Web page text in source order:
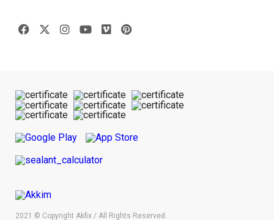
2021 © Copyright Akfix / All Rights Reserved.